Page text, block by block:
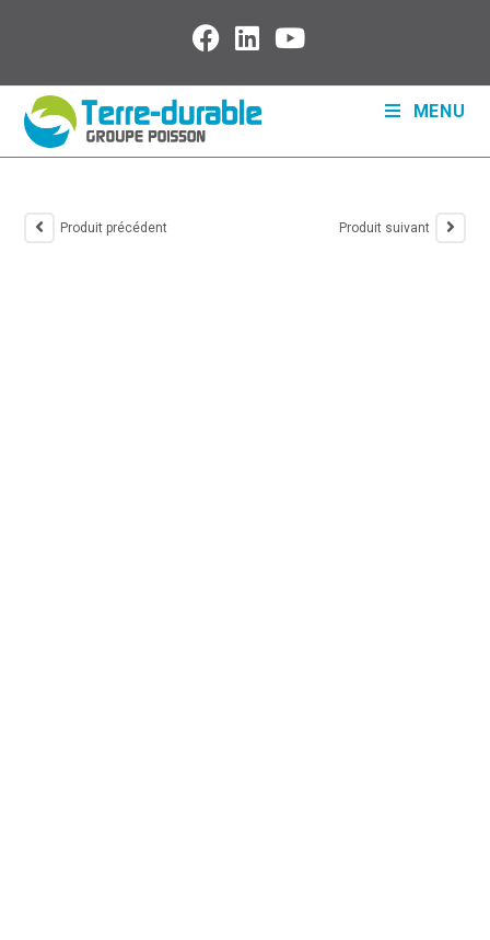
MENU
Produit précédent Produit suivant